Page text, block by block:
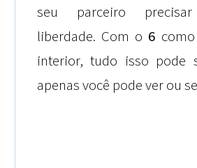
seu parceiro
liberdade. Com o 6
interior, tudo isso pode
apenas você pode ver ou